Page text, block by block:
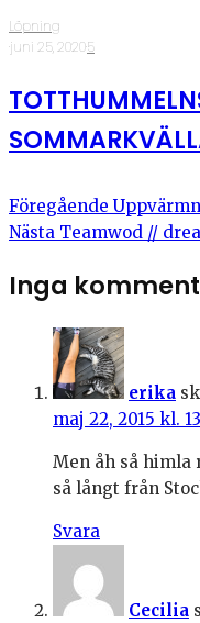
Löpning
·juni 25, 2020·5
Föregående
Nästa Teamwod //
Inga
erika
maj 22, 2015 kl.
Men åh så himla
så långt från
Svara
Cecilia